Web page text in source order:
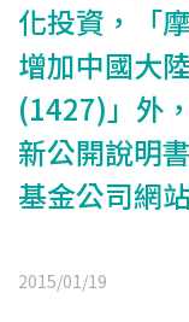
化投資，「
增加中國大
(1427)」外
新公開說明
基金公司網
2015/01/19